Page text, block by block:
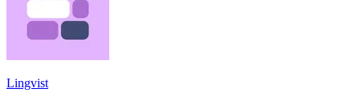
Lingvist